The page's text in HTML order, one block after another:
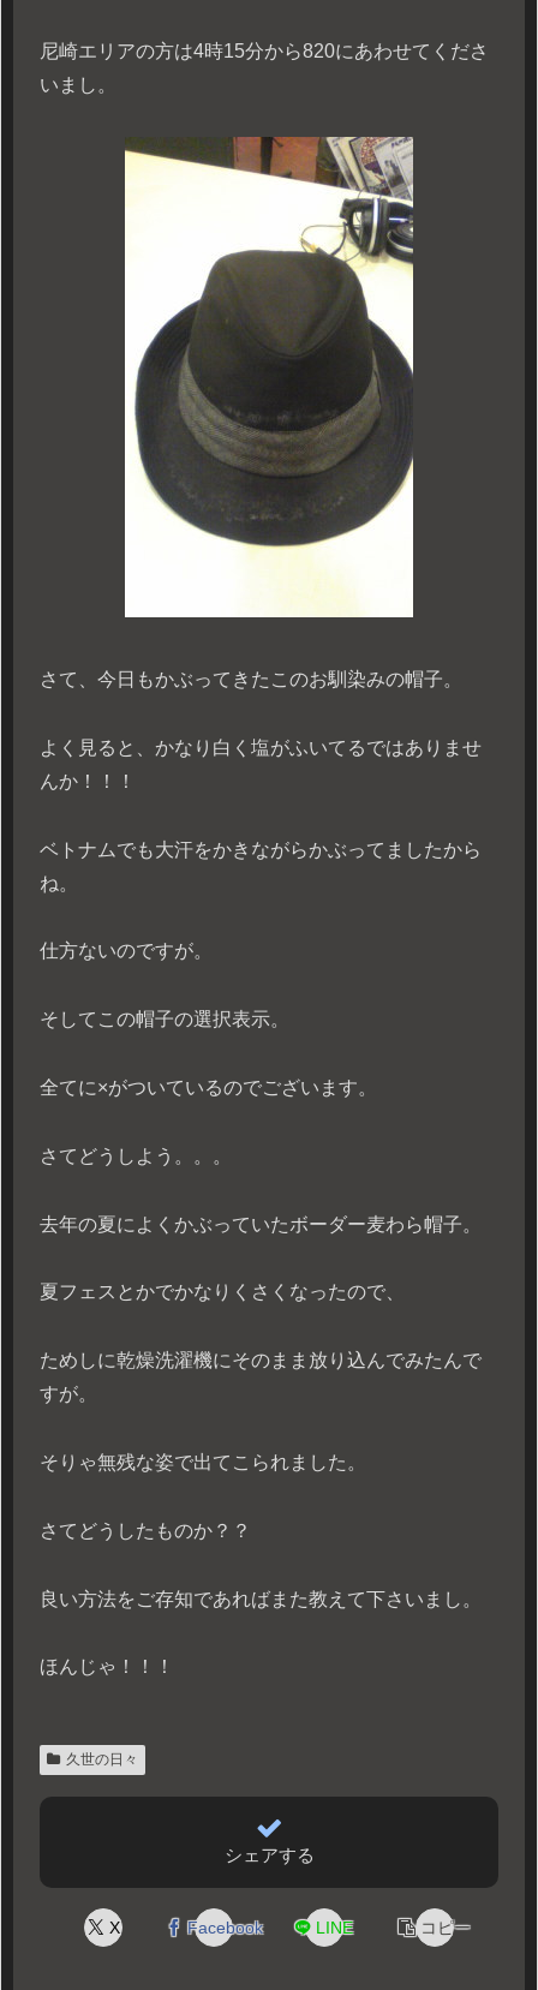
尼崎エリアの方は4時15分から820にあわせてくださ
いまし。
さて、今日もかぶってきたこのお馴染みの帽子。
よく見ると、かなり白く塩がふいてるではありませ
んか！！！
ベトナムでも大汗をかきながらかぶってましたから
ね。
仕方ないのですが。
そしてこの帽子の選択表示。
全てに×がついているのでございます。
さてどうしよう。。。
去年の夏によくかぶっていたボーダー麦わら帽子。
夏フェスとかでかなりくさくなったので、
ためしに乾燥洗濯機にそのまま放り込んでみたんで
すが。
そりゃ無残な姿で出てこられました。
さてどうしたものか？？
良い方法をご存知であればまた教えて下さいまし。
ほんじゃ！！！
久世の日々
シェアする
X Facebook LINE コピー